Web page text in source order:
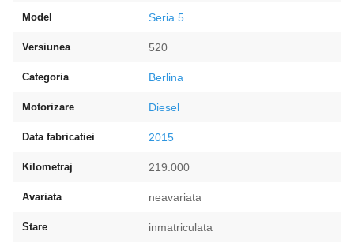
Model Seria 5
Versiunea 520
Categoria Berlina
Motorizare Diesel
Data fabricatiei 2015
Kilometraj 219.000
Avariata neavariata
Stare inmatriculata